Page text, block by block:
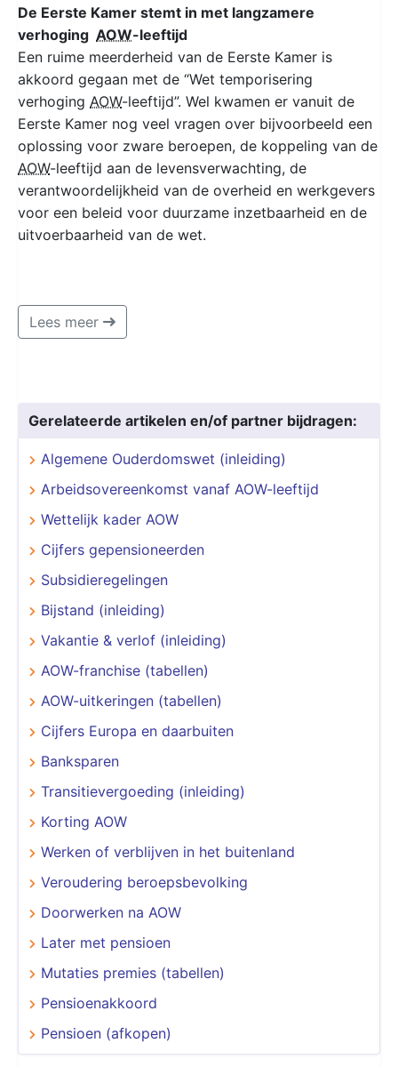
De Eerste Kamer stemt in met langzamere
verhoging AOW-leeftijd
Een ruime meerderheid van de Eerste Kamer is
akkoord gegaan met de “Wet temporisering
verhoging AOW-leeftijd”. Wel kwamen er vanuit de
Eerste Kamer nog veel vragen over bijvoorbeeld een
oplossing voor zware beroepen, de koppeling van de
AOW-leeftijd aan de levensverwachting, de
verantwoordelijkheid van de overheid en werkgevers
voor een beleid voor duurzame inzetbaarheid en de
uitvoerbaarheid van de wet.
Lees meer
Gerelateerde artikelen en/of partner bijdragen:
Algemene Ouderdomswet (inleiding)
Arbeidsovereenkomst vanaf AOW-leeftijd
Wettelijk kader AOW
Cijfers gepensioneerden
Subsidieregelingen
Bijstand (inleiding)
Vakantie & verlof (inleiding)
AOW-franchise (tabellen)
AOW-uitkeringen (tabellen)
Cijfers Europa en daarbuiten
Banksparen
Transitievergoeding (inleiding)
Korting AOW
Werken of verblijven in het buitenland
Veroudering beroepsbevolking
Doorwerken na AOW
Later met pensioen
Mutaties premies (tabellen)
Pensioenakkoord
Pensioen (afkopen)